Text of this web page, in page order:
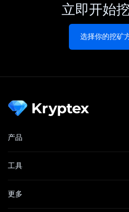
立即开始挖
选择你的挖矿
产品
工具
更多